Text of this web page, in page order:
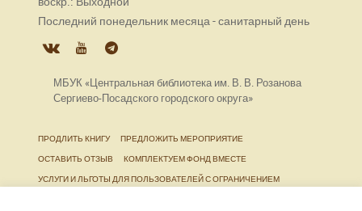
Последний понедельник месяца - санитарный день
МБУК «Центральная библиотека им. В. В. Розанова
Сергиево-Посадского городского округа»
ПРОДЛИТЬ КНИГУ
ПРЕДЛОЖИТЬ МЕРОПРИЯТИЕ
ОСТАВИТЬ ОТЗЫВ
КОМПЛЕКТУЕМ ФОНД ВМЕСТЕ
УСЛУГИ И ЛЬГОТЫ ДЛЯ ПОЛЬЗОВАТЕЛЕЙ С ОГРАНИЧЕНИЕМ
ЖИЗНЕДЕЯТЕЛЬНОСТИ